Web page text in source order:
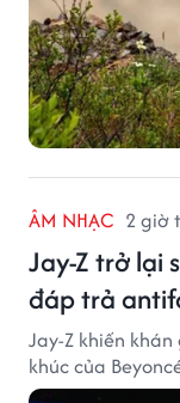
ÂM NHẠC 2 giờ
Jay-Z trở lại
đáp trả
Jay-Z khiến
khúc của